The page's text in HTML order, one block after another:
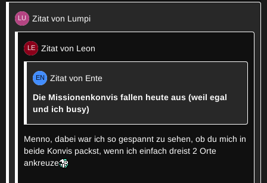
Zitat von Lumpi
Zitat von Leon
Zitat von Ente
Die Missionenkonvis fallen heute aus (weil egal
und ich busy)
Menno, dabei war ich so gespannt zu sehen, ob du mich in
beide Konvis packst, wenn ich einfach dreist 2 Orte
ankreuze